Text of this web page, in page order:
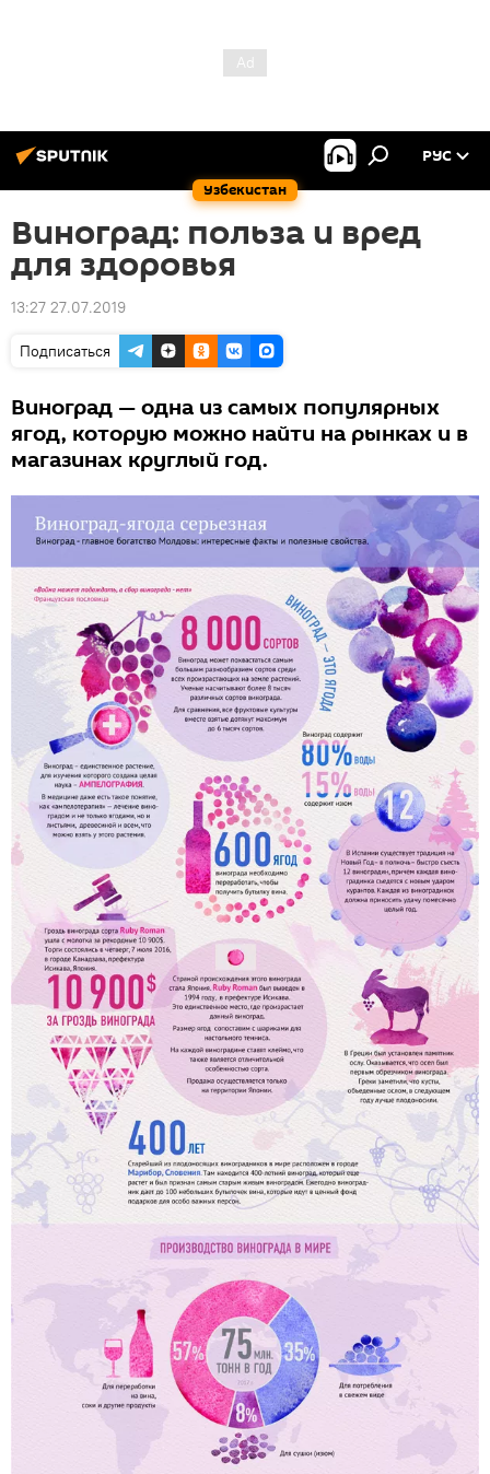
Узбекистан
РУС
Виноград: польза и вред
для здоровья
13:27 27.07.2019
Подписаться
Виноград — одна из самых популярных
ягод, которую можно найти на рынках и в
магазинах круглый год.